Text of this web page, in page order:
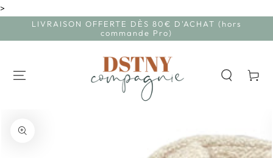
>
CONTENU
LIVRAISON OFFERTE DÈS 80€ D'ACHAT (hors
commande Pro)
Panier
LE PRODUIT